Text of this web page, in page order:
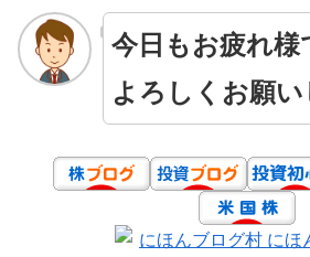
今日もお疲れ様
よろしくお願